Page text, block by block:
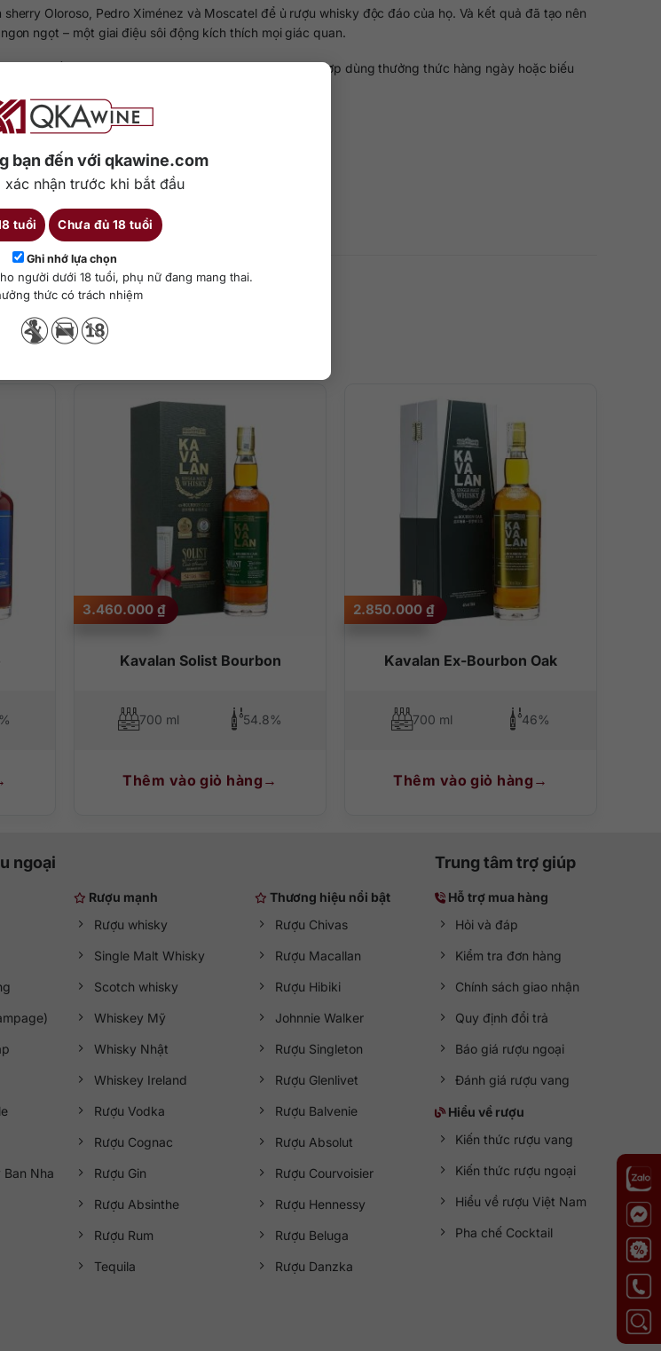
bạn đến với qkawine.com
xác nhận trước khi bắt đầu
tuổi Chưa đủ 18 tuổi
Ghi nhớ lựa chọn
người dưới 18 tuổi, phụ nữ đang mang thai.
thức có trách nhiệm
Oloroso, Pedro Ximénez và Moscatel để ủ rượu whisky độc đáo của họ. Và kết quả đã tạo nên
ngọt – một giai điệu sôi động kích thích mọi giác quan.
huyết tưng bừng cho người yêu rượu. Rượu thích hợp dùng thưởng thức hàng ngày hoặc biếu
700ml.
là vua của rượu sherry ngọt. Vậy nên không ngạc nhiên khi rượu Kavalan lại sở hữu hương vị
chú: Trái cây khô, cam quýt, hạnh nhân, socola, kẹo bơ cứng, cỏ ba lá, hương thảo thơm, gia vị cay
cây sấy khô, kẹo trái cây, mật ong, caramel. Kết cấu mịn màng, vị rượu êm dịu, nhiều lớp hương
Chi tiết
phẩm tương tự
Kavalan Solist Bourbon
3.460.000 ₫
700 ml 54.8%
Thêm vào giỏ hàng
Kavalan Ex-Bourbon Oak
2.850.000 ₫
700 ml 46%
Thêm vào giỏ hàng
ngoại
Ban Nha
Rượu mạnh
Rượu whisky
Single Malt Whisky
Scotch whisky
Whiskey Mỹ
Whisky Nhật
Whiskey Ireland
Rượu Vodka
Rượu Cognac
Rượu Gin
Rượu Absinthe
Rượu Rum
Tequila
Thương hiệu nổi bật
Rượu Chivas
Rượu Macallan
Rượu Hibiki
Johnnie Walker
Rượu Singleton
Rượu Glenlivet
Rượu Balvenie
Rượu Absolut
Rượu Courvoisier
Rượu Hennessy
Rượu Beluga
Rượu Danzka
Trung tâm trợ giúp
Hỗ trợ mua hàng
Hỏi và đáp
Kiểm tra đơn hàng
Chính sách giao nhận
Quy định đổi trả
Báo giá rượu ngoại
Đánh giá rượu vang
Hiểu về rượu
Kiến thức rượu vang
Kiến thức rượu ngoại
Hiểu về rượu Việt Nam
Pha chế Cocktail